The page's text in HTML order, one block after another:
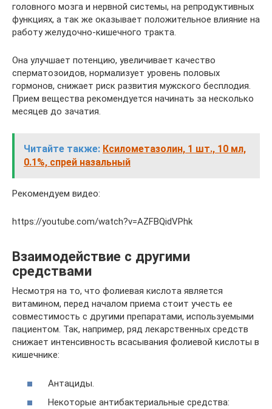
головного мозга и нервной системы, на репродуктивных
функциях, а так же оказывает положительное влияние на
работу желудочно-кишечного тракта.
Она улучшает потенцию, увеличивает качество
сперматозоидов, нормализует уровень половых
гормонов, снижает риск развития мужского бесплодия.
Прием вещества рекомендуется начинать за несколько
месяцев до зачатия.
Читайте также: Ксилометазолин, 1 шт., 10 мл,
0.1%, спрей назальный
Рекомендуем видео:
https://youtube.com/watch?v=AZFBQidVPhk
Взаимодействие с другими
средствами
Несмотря на то, что фолиевая кислота является
витамином, перед началом приема стоит учесть ее
совместимость с другими препаратами, используемыми
пациентом. Так, например, ряд лекарственных средств
снижает интенсивность всасывания фолиевой кислоты в
кишечнике:
Антациды.
Некоторые антибактериальные средства: